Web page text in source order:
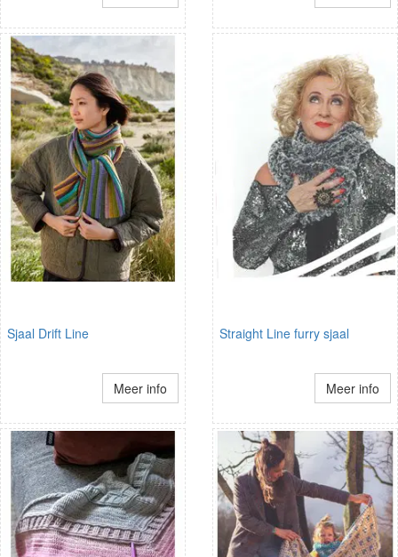
Sjaal Drift Line
Meer info
Straight Line furry sjaal
Meer info